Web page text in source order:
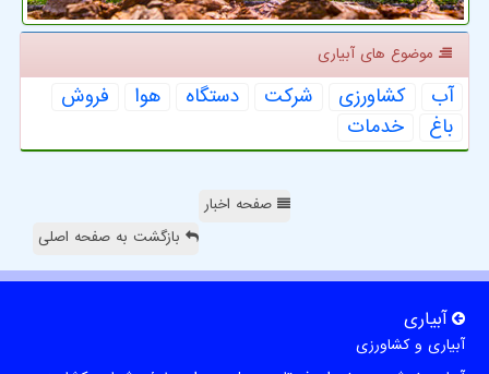
موضوع های آبیاری
آب كشاورزی شركت دستگاه هوا
فروش
باغ
خدمات
صفحه اخبار
بازگشت به صفحه اصلی
آبیاری
آبیاری و کشاورزی